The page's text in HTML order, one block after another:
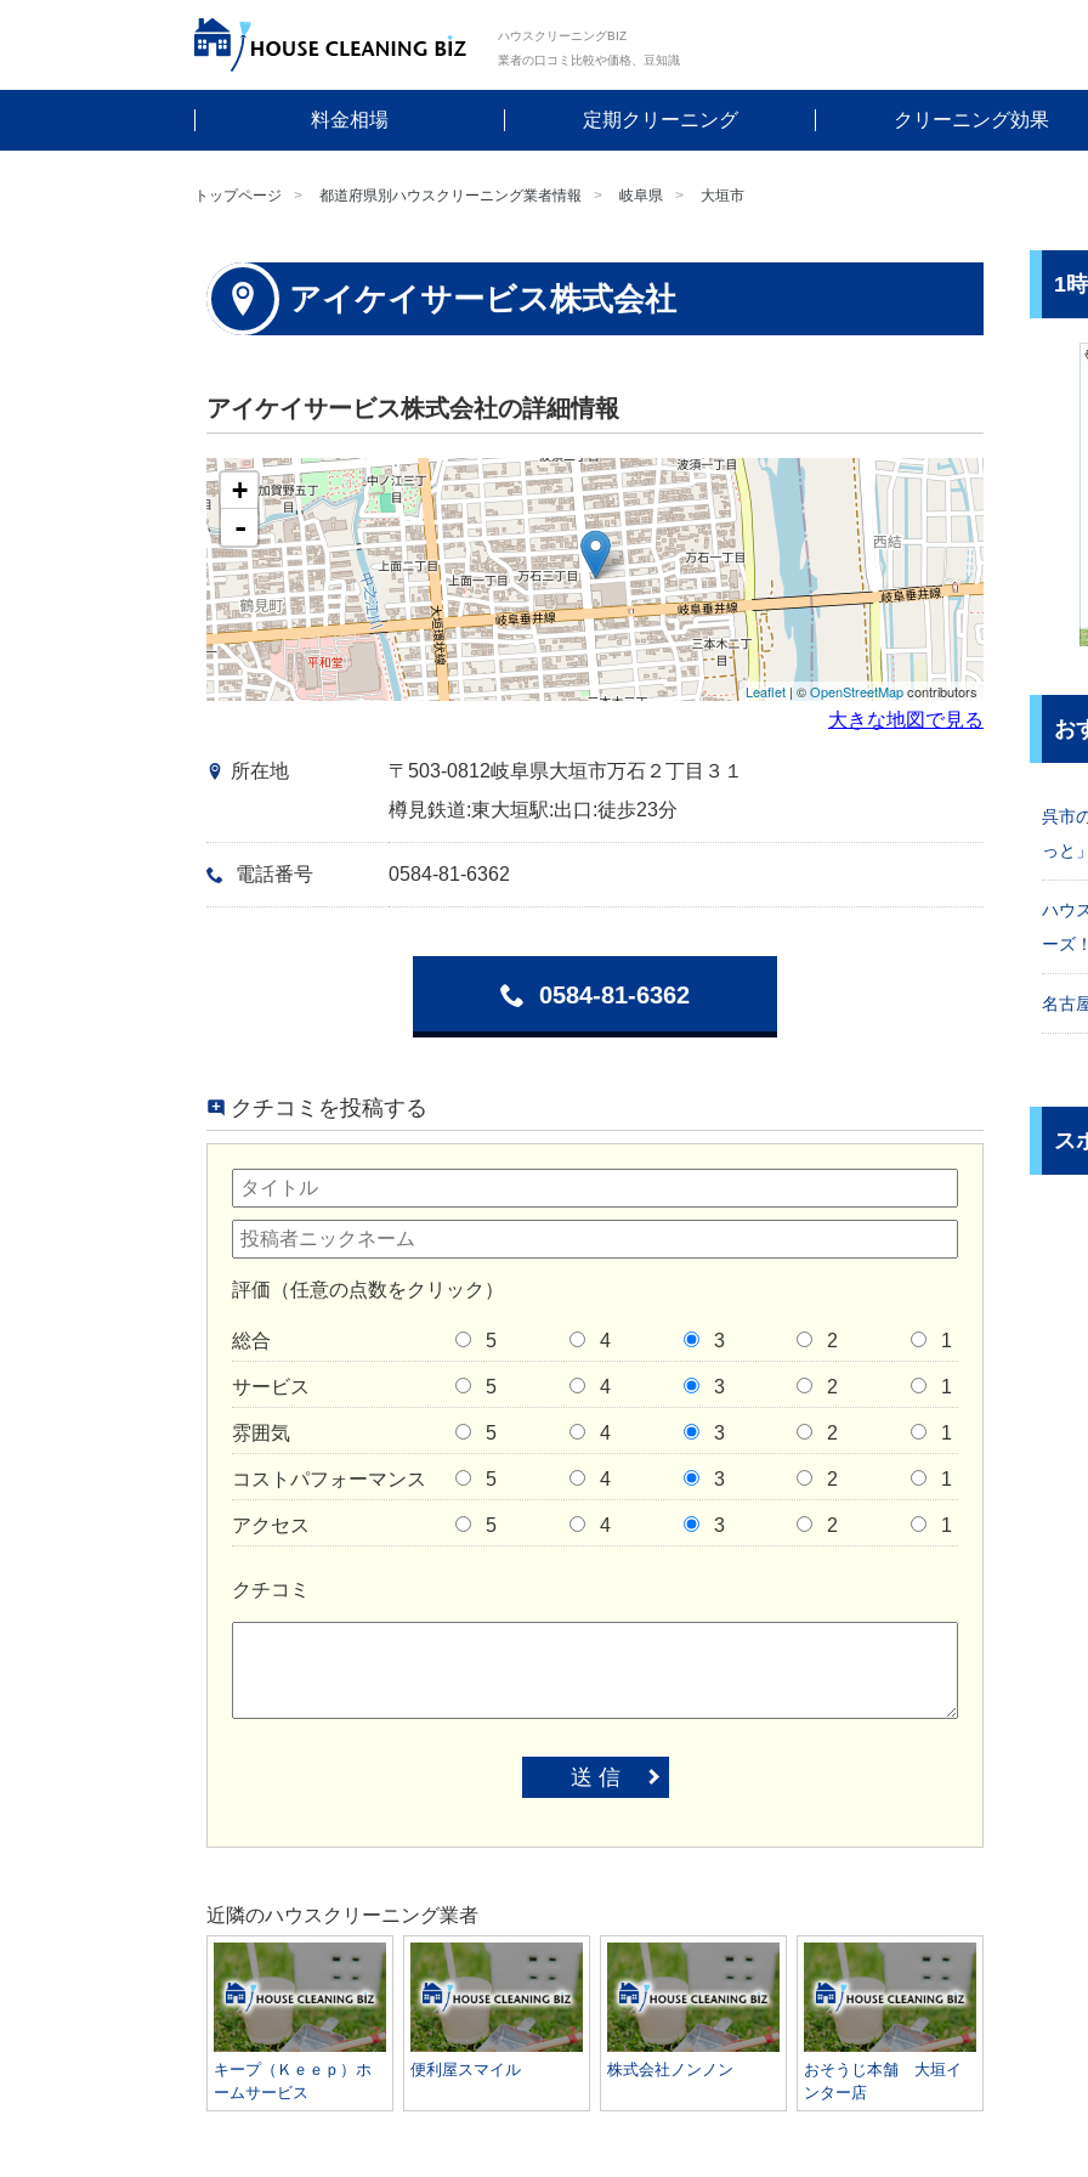
ハウスクリーニングBIZ
業者の口コミ比較や価格、豆知識
料金相場 定期クリーニング クリーニング効果
トップページ 都道府県別ハウスクリーニング業者情報 岐阜県 大垣市
アイケイサービス株式会社
アイケイサービス株式会社の詳細情報
+
-
Leaflet | ©OpenStreetMapcontributors
大きな地図で見る
所在地
〒503-0812岐阜県大垣市万石２丁目３１
樽見鉄道:東大垣駅:出口:徒歩23分
電話番号 0584-81-6362
0584-81-6362
クチコミを投稿する
評価（任意の点数をクリック）
総合 5 4 3 2 1
サービス 5 4 3 2 1
雰囲気 5 4 3 2 1
コストパフォーマンス 5 4 3 2 1
アクセス 5 4 3 2 1
クチコミ
送 信
近隣のハウスクリーニング業者
キープ（Ｋｅｅｐ）ホ
ームサービス
便利屋スマイル 株式会社ノンノン
おそうじ本舗 大垣イ
ンター店
1
お
呉市
っと」
ハウ
ーズ！
名古
ス